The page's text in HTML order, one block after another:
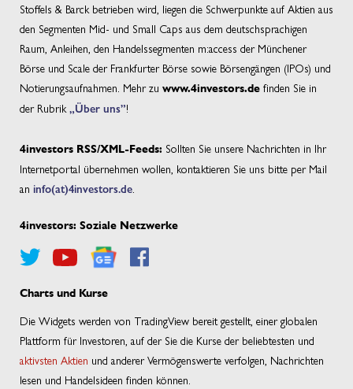
Stoffels & Barck betrieben wird, liegen die Schwerpunkte auf Aktien aus
den Segmenten Mid- und Small Caps aus dem deutschsprachigen
Raum, Anleihen, den Handelssegmenten m:access der Münchener
Börse und Scale der Frankfurter Börse sowie Börsengängen (IPOs) und
Notierungsaufnahmen. Mehr zu www.4investors.de finden Sie in
der Rubrik„Über uns”!
4investors RSS/XML-Feeds: Sollten Sie unsere Nachrichten in Ihr
Internetportal übernehmen wollen, kontaktieren Sie uns bitte per Mail
an info(at)4investors.de.
4investors: Soziale Netzwerke
Charts und Kurse
Die Widgets werden von TradingView bereit gestellt, einer globalen
Plattform für Investoren, auf der Sie die Kurse der beliebtesten und
aktivsten Aktien und anderer Vermögenswerte verfolgen, Nachrichten
lesen und Handelsideen finden können.